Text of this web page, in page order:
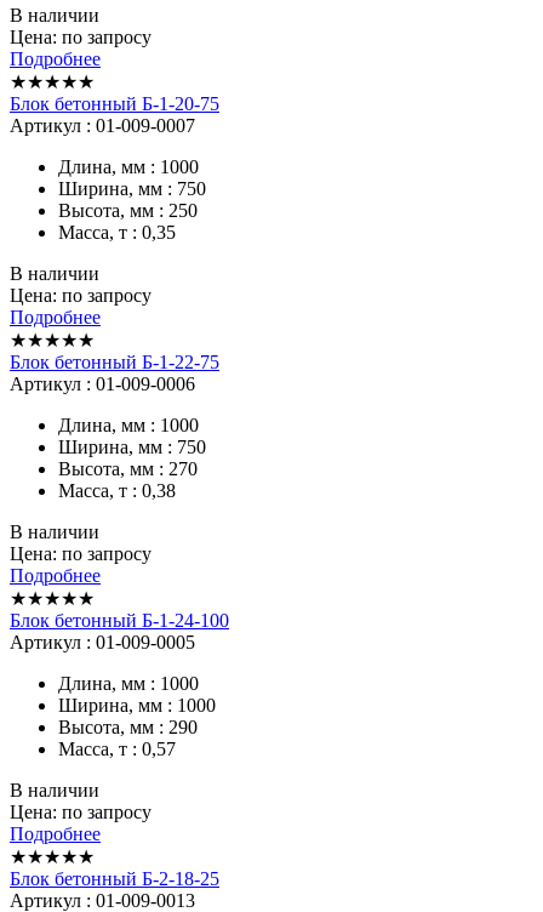
В наличии
Цена: по запросу
Подробнее
★★★★★
Блок бетонный Б-1-20-75
Артикул : 01-009-0007
Длина, мм : 1000
Ширина, мм : 750
Высота, мм : 250
Масса, т : 0,35
В наличии
Цена: по запросу
Подробнее
★★★★★
Блок бетонный Б-1-22-75
Артикул : 01-009-0006
Длина, мм : 1000
Ширина, мм : 750
Высота, мм : 270
Масса, т : 0,38
В наличии
Цена: по запросу
Подробнее
★★★★★
Блок бетонный Б-1-24-100
Артикул : 01-009-0005
Длина, мм : 1000
Ширина, мм : 1000
Высота, мм : 290
Масса, т : 0,57
В наличии
Цена: по запросу
Подробнее
★★★★★
Блок бетонный Б-2-18-25
Артикул : 01-009-0013